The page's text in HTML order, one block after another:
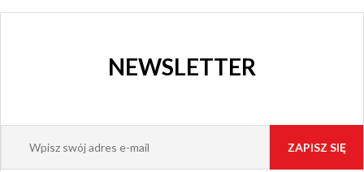
NEWSLETTER